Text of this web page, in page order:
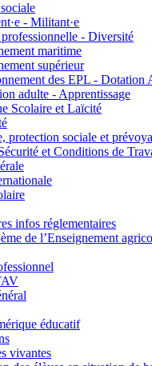
- Militant·e
- Diversité
maritime
supérieur
des EPL - Dotation
adulte - Apprentissage
Scolaire et Laïcité
protection sociale et
et Conditions de
infos réglementaires
de l’Enseignement
éducatif
vivantes